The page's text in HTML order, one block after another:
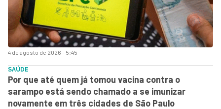
4 de agosto de 2026 - 5:45
SAÚDE
Por que até quem já tomou vacina contra o
sarampo está sendo chamado a se imunizar
novamente em três cidades de São Paulo